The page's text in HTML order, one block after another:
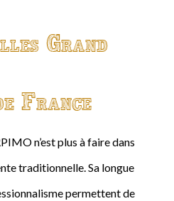
Grand
France
n’est plus à faire dans
traditionnelle. Sa longue
permettent de